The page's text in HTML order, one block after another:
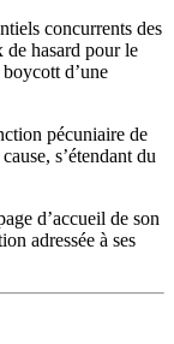
concurrents des
de hasard pour le
d’une
pécuniaire de
s’étendant du
d’accueil de son
adressée à ses